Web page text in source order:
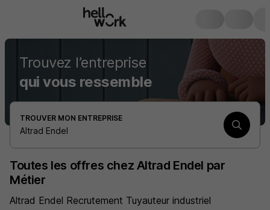
Trouvez l’entreprise
qui vous ressemble
TROUVER MON ENTREPRISE
Altrad Endel
Toutes les offres chez Altrad Endel par
Métier
Altrad Endel Recrutement Tuyauteur industriel